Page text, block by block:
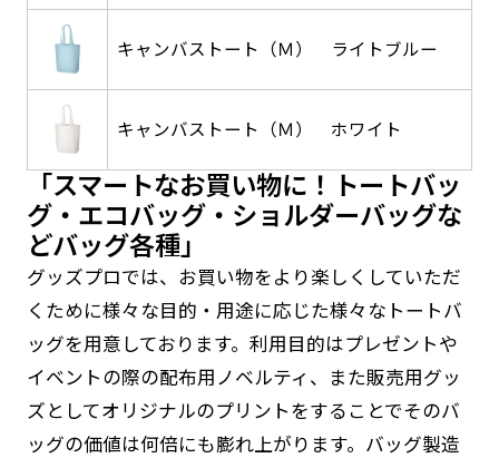
キャンバストート（Ｍ） ライトブルー
キャンバストート（Ｍ） ホワイト
「スマートなお買い物に！トートバッ
グ・エコバッグ・ショルダーバッグな
どバッグ各種」
グッズプロでは、お買い物をより楽しくしていただ
くために様々な目的・用途に応じた様々なトートバ
ッグを用意しております。利用目的はプレゼントや
イベントの際の配布用ノベルティ、また販売用グッ
ズとしてオリジナルのプリントをすることでそのバ
ッグの価値は何倍にも膨れ上がります。バッグ製造
す。かわいいい＆おしゃれなのぼりです。台はセ
ットでついてます。
ジャンボ(90x270)
遠くからでも視認しやすいジャンボサイズです。
駐車場などのスペースに余裕がある場所で大々的
に宣伝できます。
4mまたは5mのポールが必要です。
す。かわいいい＆おしゃれなのぼりです。台はセ
ットでついてます。
ジャンボ(270x90)
遠くからでも視認しやすいジャンボサイズです。
駐車場などのスペースに余裕がある場所で大々的
に宣伝できます。
4mまたは5mのポールが必要です。
防炎加工（納期+1営業日）［ +540円 ］
のぼり旗の防炎加工は、消防法で定められてい
る場所でのぼり旗を使用する際に推奨されてい
ます。防炎加工によってのぼり旗が炎に触れても
燃えにくくなります。（燃えるというより溶け
るに近くなるイメージ）一般的な方法は、旗の
素材に特殊な化学薬品を使用して延焼を抑えま
す。